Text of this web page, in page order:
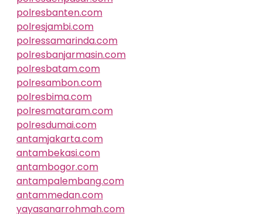
polresbanten.com
polresjambi.com
polressamarinda.com
polresbanjarmasin.com
polresbatam.com
polresambon.com
polresbima.com
polresmataram.com
polresdumai.com
antamjakarta.com
antambekasi.com
antambogor.com
antampalembang.com
antammedan.com
yayasanarrohmah.com